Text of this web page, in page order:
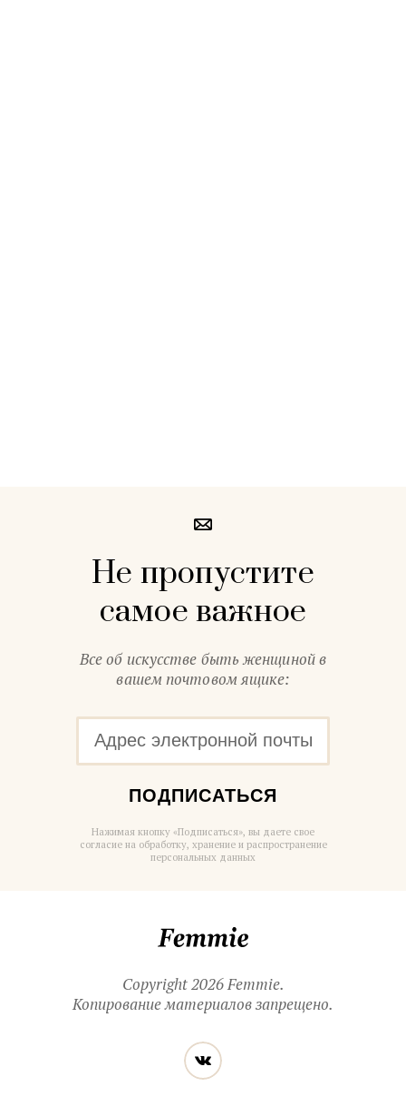
Не пропустите
самое важное
Все об искусстве быть женщиной в
вашем почтовом ящике:
ПОДПИСАТЬСЯ
Нажимая кнопку «Подписаться», вы даете свое
согласие на обработку, хранение и распространение
персональных данных
Copyright 2026 Femmie.
Копирование материалов запрещено.
Читайте
нас
в социальных